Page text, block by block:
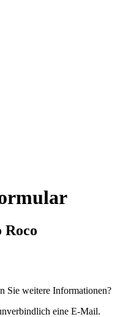
Roco
Sie weitere Informationen?
eine E-Mail.